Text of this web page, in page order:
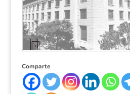
Comparte